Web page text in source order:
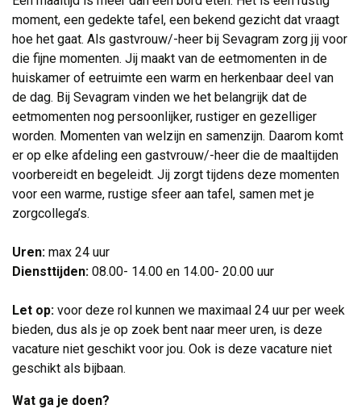
moment, een gedekte tafel, een bekend gezicht dat vraagt
hoe het gaat. Als gastvrouw/-heer bij Sevagram zorg jij voor
die fijne momenten. Jij maakt van de eetmomenten in de
huiskamer of eetruimte een warm en herkenbaar deel van
de dag. Bij Sevagram vinden we het belangrijk dat de
eetmomenten nog persoonlijker, rustiger en gezelliger
worden. Momenten van welzijn en samenzijn. Daarom komt
er op elke afdeling een gastvrouw/-heer die de maaltijden
voorbereidt en begeleidt. Jij zorgt tijdens deze momenten
voor een warme, rustige sfeer aan tafel, samen met je
zorgcollega’s.
Uren: max 24 uur
Diensttijden: 08.00- 14.00 en 14.00- 20.00 uur
Let op: voor deze rol kunnen we maximaal 24 uur per week
bieden, dus als je op zoek bent naar meer uren, is deze
vacature niet geschikt voor jou. Ook is deze vacature niet
geschikt als bijbaan.
Wat ga je doen?